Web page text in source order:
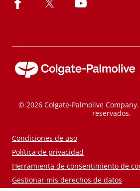
© 2026 Colgate-Palmolive
reservados.
Condiciones de uso
Política de privacidad
Herramienta de consentimiento de
Gestionar mis derechos de datos